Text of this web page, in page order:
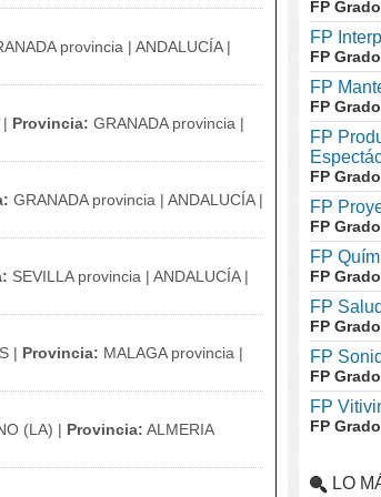
provincia | ANDALUCÍA |
| Provincia: GRANADA provincia |
GRANADA provincia | ANDALUCÍA |
SEVILLA provincia | ANDALUCÍA |
| Provincia: MALAGA provincia |
(LA) | Provincia: ALMERIA
FP
FP
FP
FP
FP
FP
FP
FP
FP
FP
FP
FP
FP
FP
FP
FP
FP
LO